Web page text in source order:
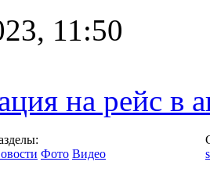
11:50
на рейс в
Фото Видео